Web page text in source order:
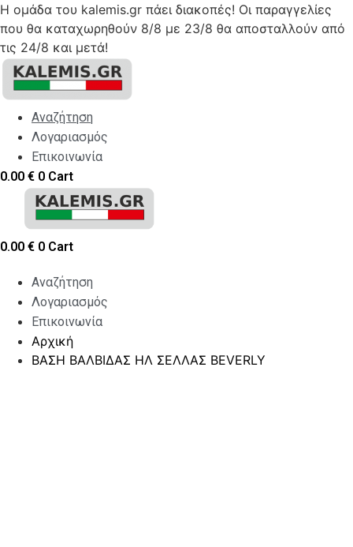
Η ομάδα του kalemis.gr πάει διακοπές! Οι παραγγελίες
που θα καταχωρηθούν 8/8 με 23/8 θα αποσταλλούν από
τις 24/8 και μετά!
Skip
content
Αναζήτηση
Λογαριασμός
Επικοινωνία
0.00 € 0 Cart
0.00 € 0 Cart
Αναζήτηση
Λογαριασμός
Επικοινωνία
Αρχική
ΒΑΣΗ ΒΑΛΒΙΔΑΣ ΗΛ ΣΕΛΛΑΣ BEVERLY